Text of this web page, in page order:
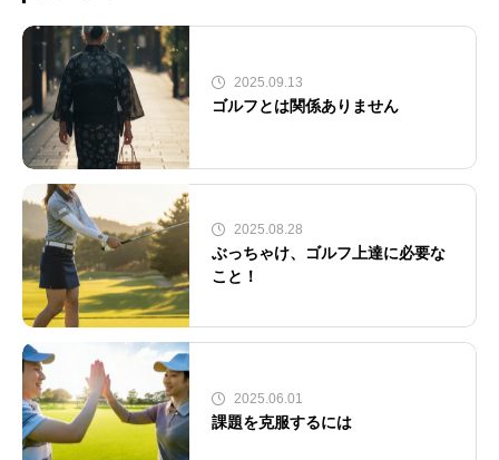
2025.09.13
ゴルフとは関係ありません
2025.08.28
ぶっちゃけ、ゴルフ上達に必要な
こと！
2025.06.01
課題を克服するには